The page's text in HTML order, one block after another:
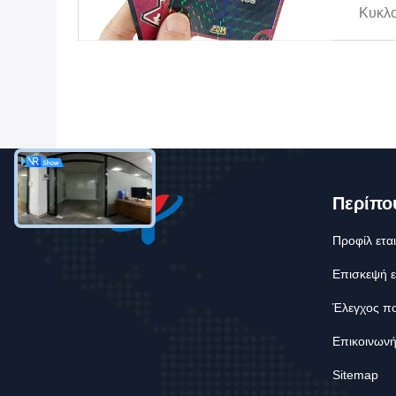
Προφίλ
Επισκεψή
Έλεγχος
Sitemap